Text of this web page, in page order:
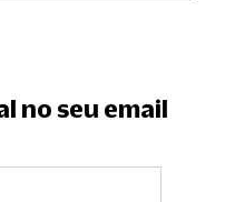
no seu email